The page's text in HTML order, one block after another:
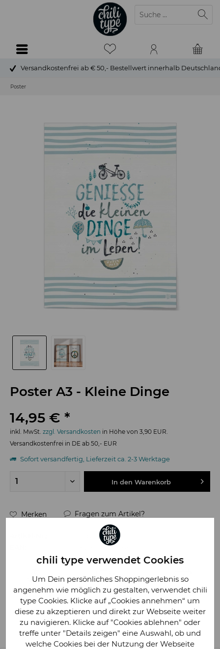
chili type verwendet Cookies
Um Dein persönliches Shoppingerlebnis so
angenehm wie möglich zu gestalten, verwendet chili
type Cookies. Klicke auf „Cookies annehmen“ um
diese zu akzeptieren und direkt zur Webseite weiter
zu navigieren. Klicke auf "Cookies ablehnen" oder
treffe unter "Details zeigen" eine Auswahl, ob und
welche Cookies bei der Nutzung der Webseite
Versandkostenfrei ab € 50,- Bestellwert innerhalb
Poster
Poster A3 - Kleine Dinge
14,95 € *
inkl. MwSt. zzgl. Versandkosten in Höhe von 3,90 EUR.
Versandkostenfrei in DE ab 50,- EUR
Sofort versandfertig, Lieferzeit ca. 2-3 Werktage
In den Warenkorb
Merken Fragen zum Artikel?
108016
4260130241674